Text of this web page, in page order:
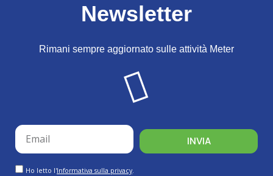
Newsletter
Rimani sempre aggiornato sulle attività Meter
email
GDPRHo letto l'Informativa sulla privacy
INVIA